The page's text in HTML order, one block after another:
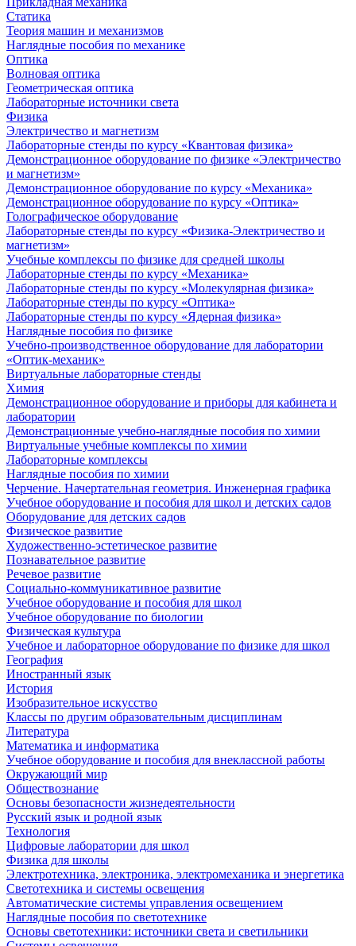
Статика
Теория машин и механизмов
Наглядные пособия по механике
Оптика
Волновая оптика
Геометрическая оптика
Лабораторные источники света
Физика
Электричество и магнетизм
Лабораторные стенды по курсу «Квантовая физика»
Демонстрационное оборудование по физике «Электричество
и магнетизм»
Демонстрационное оборудование по курсу «Механика»
Демонстрационное оборудование по курсу «Оптика»
Голографическое оборудование
Лабораторные стенды по курсу «Физика-Электричество и
магнетизм»
Учебные комплексы по физике для средней школы
Лабораторные стенды по курсу «Механика»
Лабораторные стенды по курсу «Молекулярная физика»
Лабораторные стенды по курсу «Оптика»
Лабораторные стенды по курсу «Ядерная физика»
Наглядные пособия по физике
Учебно-производственное оборудование для лаборатории
«Оптик-механик»
Виртуальные лабораторные стенды
Химия
Демонстрационное оборудование и приборы для кабинета и
лаборатории
Демонстрационные учебно-наглядные пособия по химии
Виртуальные учебные комплексы по химии
Лабораторные комплексы
Наглядные пособия по химии
Черчение. Начертательная геометрия. Инженерная графика
Учебное оборудование и пособия для школ и детских садов
Оборудование для детских садов
Физическое развитие
Художественно-эстетическое развитие
Познавательное развитие
Речевое развитие
Социально-коммуникативное развитие
Учебное оборудование и пособия для школ
Учебное оборудование по биологии
Физическая культура
Учебное и лабораторное оборудование по физике для школ
География
Иностранный язык
История
Изобразительное искусство
Классы по другим образовательным дисциплинам
Литература
Математика и информатика
Учебное оборудование и пособия для внеклассной работы
Окружающий мир
Обществознание
Основы безопасности жизнедеятельности
Русский язык и родной язык
Технология
Цифровые лаборатории для школ
Физика для школы
Электротехника, электроника, электромеханика и энергетика
Светотехника и системы освещения
Автоматические системы управления освещением
Наглядные пособия по светотехнике
Основы светотехники: источники света и светильники